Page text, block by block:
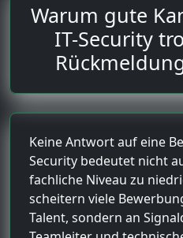
Warum gute
IT-Security
Keine Antwort auf eine
Security bedeutet nicht
fachliche Niveau zu
scheitern viele
Talent, sondern an